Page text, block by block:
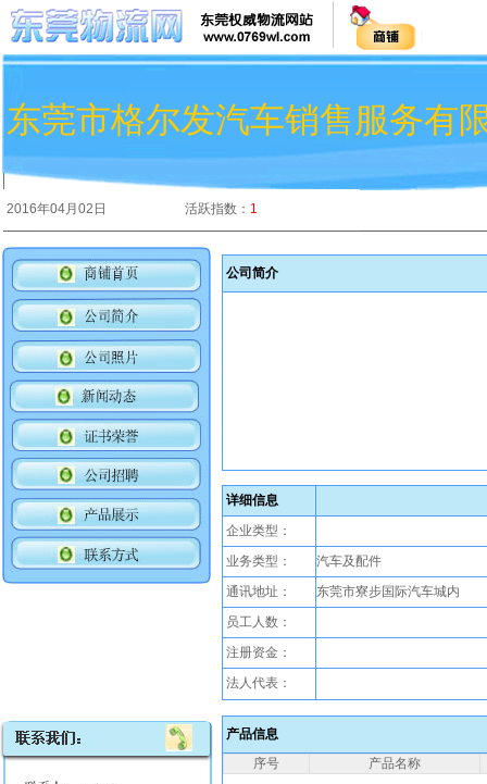
东莞市格尔发汽车销售服务有
2016年04月02日 活跃指数： 1
公司简介
详细信息
企业类型：
业务类型：
汽车及配件
通讯地址：
东莞市寮步国际汽车城内
员工人数：
注册资金：
法人代表：
产品信息
序号
产品名称